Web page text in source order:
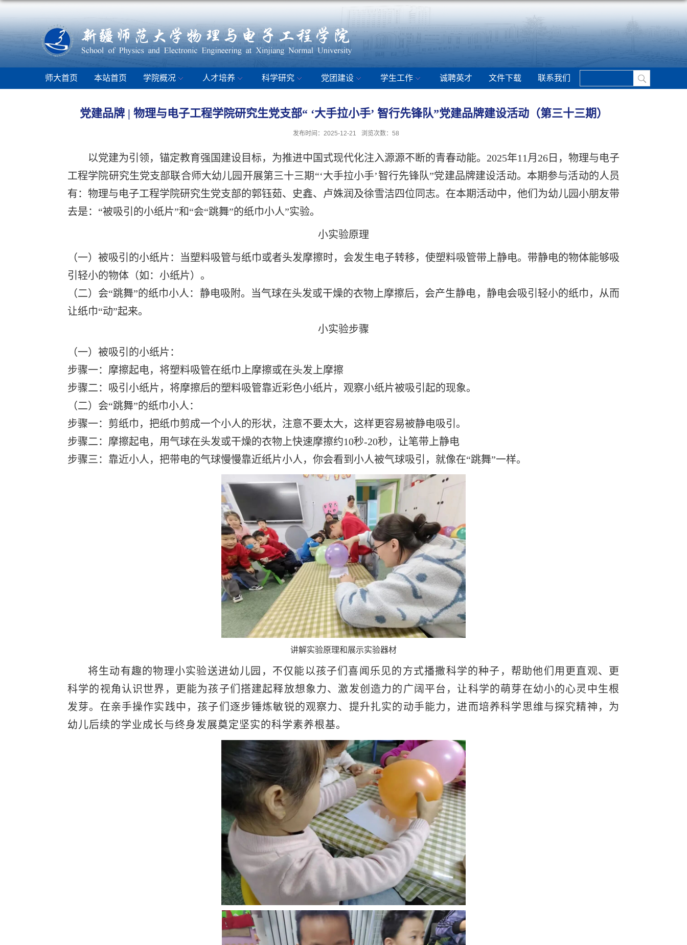
师大首页 本站首页 学院概况 人才培养 科学研究 党团建设 学生工作 诚聘英才 文件下载 联系我们
党建品牌 | 物理与电子工程学院研究生党支部“ ‘大手拉小手’ 智行先锋队”党建品牌建设活动（第三十三期）
发布时间：2025-12-21 浏览次数： 58
以党建为引领，锚定教育强国建设目标，为推进中国式现代化注入源源不断的青春动能。2025年11月26日，物理与电子
工程学院研究生党支部联合师大幼儿园开展第三十三期“‘大手拉小手’智行先锋队”党建品牌建设活动。本期参与活动的人员
有：物理与电子工程学院研究生党支部的郭钰茹、史鑫、卢姝润及徐雪洁四位同志。在本期活动中，他们为幼儿园小朋友带
去是：“被吸引的小纸片”和“会“跳舞”的纸巾小人”实验。
小实验原理
（一）被吸引的小纸片：当塑料吸管与纸巾或者头发摩擦时，会发生电子转移，使塑料吸管带上静电。带静电的物体能够吸
引轻小的物体（如：小纸片）。
（二）会“跳舞”的纸巾小人：静电吸附。当气球在头发或干燥的衣物上摩擦后，会产生静电，静电会吸引轻小的纸巾，从而
让纸巾“动”起来。
小实验步骤
（一）被吸引的小纸片：
步骤一：摩擦起电，将塑料吸管在纸巾上摩擦或在头发上摩擦
步骤二：吸引小纸片，将摩擦后的塑料吸管靠近彩色小纸片，观察小纸片被吸引起的现象。
（二）会“跳舞”的纸巾小人：
步骤一：剪纸巾，把纸巾剪成一个小人的形状，注意不要太大，这样更容易被静电吸引。
步骤二：摩擦起电，用气球在头发或干燥的衣物上快速摩擦约10秒-20秒，让笔带上静电
步骤三：靠近小人，把带电的气球慢慢靠近纸片小人，你会看到小人被气球吸引，就像在“跳舞”一样。
讲解实验原理和展示实验器材
将生动有趣的物理小实验送进幼儿园，不仅能以孩子们喜闻乐见的方式播撒科学的种子，帮助他们用更直观、更
科学的视角认识世界，更能为孩子们搭建起释放想象力、激发创造力的广阔平台，让科学的萌芽在幼小的心灵中生根
发芽。在亲手操作实践中，孩子们逐步锤炼敏锐的观察力、提升扎实的动手能力，进而培养科学思维与探究精神，为
幼儿后续的学业成长与终身发展奠定坚实的科学素养根基。